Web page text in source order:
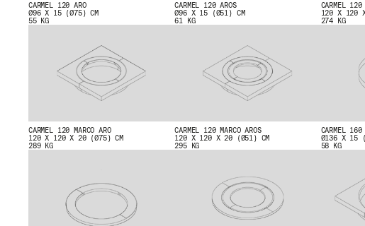
CARMEL 120 ARO
Ø96 X 15 (Ø75) CM
55 KG
CARMEL 120 AROS
Ø96 X 15 (Ø51) CM
61 KG
CARMEL 120
120 X 120
274 KG
CARMEL 120 MARCO ARO
120 X 120 X 20 (Ø75) CM
289 KG
CARMEL 120 MARCO AROS
120 X 120 X 20 (Ø51) CM
295 KG
CARMEL 160
Ø136 X 15
58 KG